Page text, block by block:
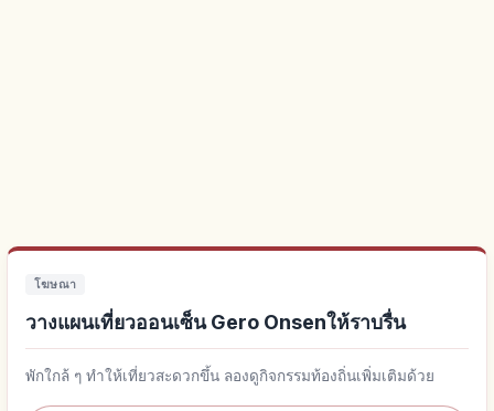
โฆษณา
วางแผนเที่ยวออนเซ็น Gero Onsenให้ราบรื่น
พักใกล้ ๆ ทำให้เที่ยวสะดวกขึ้น ลองดูกิจกรรมท้องถิ่นเพิ่มเติมด้วย